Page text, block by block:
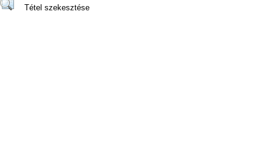
Tétel szekesztése